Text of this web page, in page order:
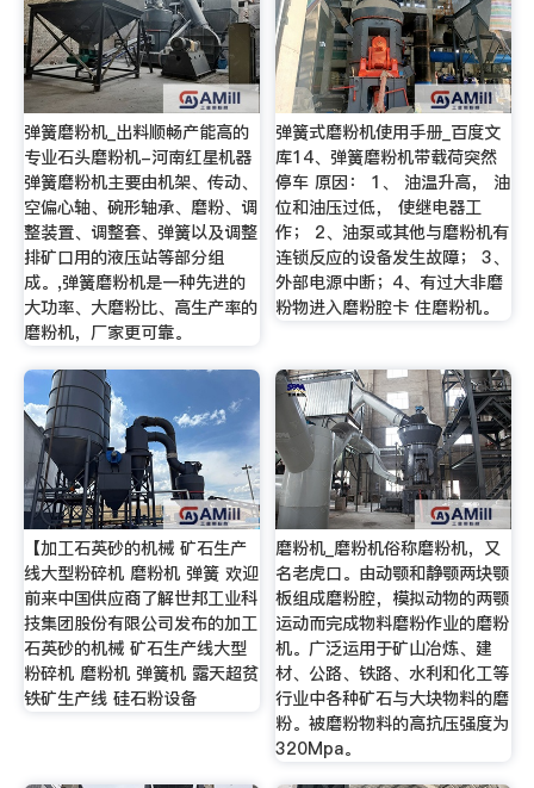
弹簧磨粉机_出料顺畅产能高的
专业石头磨粉机-河南红星机器
弹簧磨粉机主要由机架、传动、
空偏心轴、碗形轴承、磨粉、调
整装置、调整套、弹簧以及调整
排矿口用的液压站等部分组
成。,弹簧磨粉机是一种先进的
大功率、大磨粉比、高生产率的
磨粉机，厂家更可靠。
弹簧式磨粉机使用手册_百度文
库14、弹簧磨粉机带载荷突然
停车 原因： 1、 油温升高， 油
位和油压过低， 使继电器工
作； 2、油泵或其他与磨粉机有
连锁反应的设备发生故障； 3、
外部电源中断；4、有过大非磨
粉物进入磨粉腔卡 住磨粉机。
【加工石英砂的机械 矿石生产
线大型粉碎机 磨粉机 弹簧 欢迎
前来中国供应商了解世邦工业科
技集团股份有限公司发布的加工
石英砂的机械 矿石生产线大型
粉碎机 磨粉机 弹簧机 露天超贫
铁矿生产线 硅石粉设备
磨粉机_磨粉机俗称磨粉机，又
名老虎口。由动颚和静颚两块颚
板组成磨粉腔，模拟动物的两颚
运动而完成物料磨粉作业的磨粉
机。广泛运用于矿山冶炼、建
材、公路、铁路、水利和化工等
行业中各种矿石与大块物料的磨
粉。被磨粉物料的高抗压强度为
320Mpa。